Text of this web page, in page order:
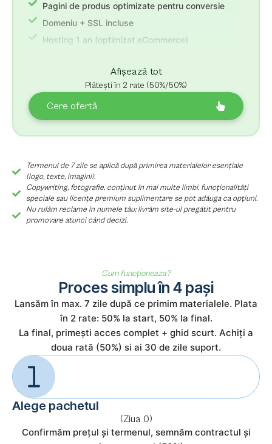
Pagini de produs optimizate pentru conversie
Domeniu + SSL incluse
Hosting 1 an (optimizat eCommerce)
Afișează tot
Plătești în 2 rate (50%/50%)
Cere ofertă
Termenul de 7 zile se aplică după primirea materialelor esențiale
(logo, texte, imagini).
Copywriting, fotografie, conținut în mai multe limbi, funcționalități
speciale sau licențe premium suplimentare se pot adăuga ca opțiuni.
Nu rulăm reclame în numele tău; livrăm site-ul pregătit pentru
promovare atunci când decizi.
Cum funcționeaza?
Proces simplu în 4 pași
Lansăm în max. 7 zile după ce primim materialele. Plata
în 2 rate: 50% la start, 50% la final.
La final, primești acces complet + ghid scurt. Achiți a
doua rată (50%) si ai 30 de zile suport.
Alege pachetul
(Ziua 0)
Confirmăm prețul și termenul, semnăm contractul și